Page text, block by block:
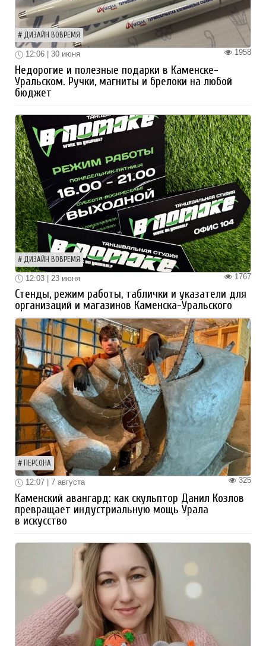
ДИЗАЙН ВОВРЕМЯ
1958
12:06 | 30 июня
Недорогие и полезные подарки в Каменске-
Уральском. Ручки, магниты и брелоки на любой
бюджет
ДИЗАЙН ВОВРЕМЯ
1767
12:03 | 23 июня
Стенды, режим работы, таблички и указатели для
организаций и магазинов Каменска-Уральского
ПЕРСОНА
325
12:07 | 7 августа
Каменский авангард: как скульптор Данил Козлов
превращает индустриальную мощь Урала
в искусство